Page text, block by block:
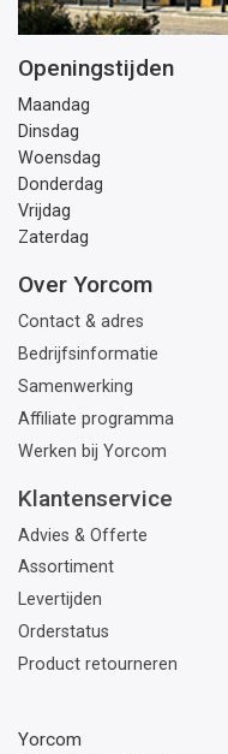
Openingstijden
Maandag
Dinsdag
Woensdag
Donderdag
Vrijdag
Zaterdag
Over Yorcom
Contact & adres
Bedrijfsinformatie
Samenwerking
Affiliate programma
Werken bij Yorcom
Klantenservice
Advies & Offerte
Assortiment
Levertijden
Orderstatus
Product retourneren
Yorcom